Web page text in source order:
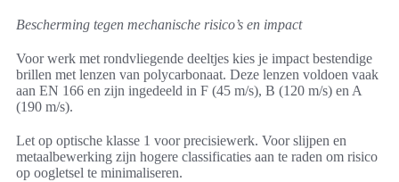
Bescherming tegen mechanische risico’s en impact
Voor werk met rondvliegende deeltjes kies je impact bestendige
brillen met lenzen van polycarbonaat. Deze lenzen voldoen vaak
aan EN 166 en zijn ingedeeld in F (45 m/s), B (120 m/s) en A
(190 m/s).
Let op optische klasse 1 voor precisiewerk. Voor slijpen en
metaalbewerking zijn hogere classificaties aan te raden om risico
op oogletsel te minimaliseren.